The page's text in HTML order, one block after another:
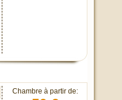
Chambre à partir de: